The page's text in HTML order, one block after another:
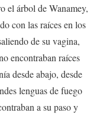
el árbol de Wanamey,
con las raíces en los
de su vagina,
encontraban raíces
desde abajo, desde
lenguas de fuego
a su paso y